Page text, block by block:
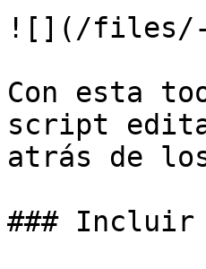
![](/files/-
Con esta
script
atrás de
###